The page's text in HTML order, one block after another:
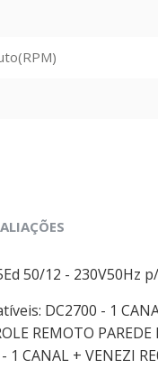
50/12 - 230V50Hz
DC2700 - 1
REMOTO
1 CANAL + VENEZI